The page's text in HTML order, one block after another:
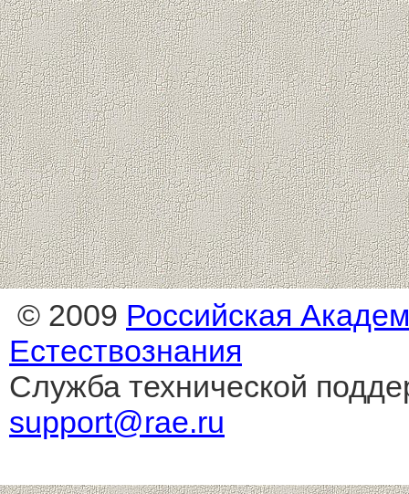
© 2009 Российская
Естествознания
Служба технической
support@rae.ru